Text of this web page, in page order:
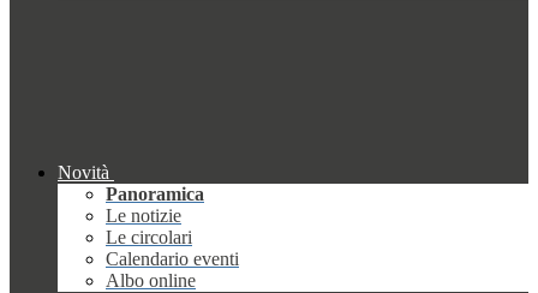
Novità
Panoramica
Le notizie
Le circolari
Calendario eventi
Albo online